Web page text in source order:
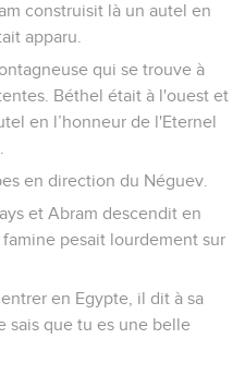
construisit là un autel en
apparu.
qui se trouve à
Béthel était à l'ouest et
en l’honneur de l'Eternel
en direction du Néguev.
et Abram descendit en
pesait lourdement sur
en Egypte, il dit à sa
sais que tu es une belle